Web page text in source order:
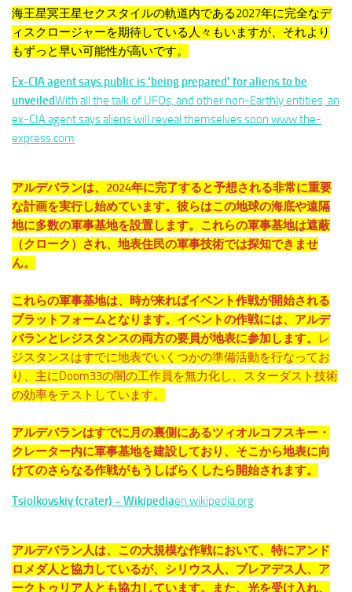
海王星冥王星セクスタイルの軌道内である2027年に完全なデ
ィスクロージャーを期待している人々もいますが、それより
もずっと早い可能性が高いです。
Ex-CIA agent says public is ‘being prepared’ for aliens to be
unveiledWith all the talk of UFOs, and other non-Earthly entities, an
ex-CIA agent says aliens will reveal themselves soon.www.the-
express.com
アルデバランは、2024年に完了すると予想される非常に重要
な計画を実行し始めています。彼らはこの地球の海底や遠隔
地に多数の軍事基地を設置します。これらの軍事基地は遮蔽
（クローク）され、地表住民の軍事技術では探知できませ
ん。
これらの軍事基地は、時が来ればイベント作戦が開始される
プラットフォームとなります。イベントの作戦には、アルデ
バランとレジスタンスの両方の要員が地表に参加します。
レ
ジスタンスはすでに地表でいくつかの準備活動を行なってお
り、主にDoom33の闇の工作員を無力化し、スターダスト技術
の効率をテストしています。
アルデバランはすでに月の裏側にあるツィオルコフスキー・
クレーター内に軍事基地を建設しており、そこから地表に向
けてのさらなる作戦がもうしばらくしたら開始されます。
Tsiolkovskiy (crater) – Wikipediaen.wikipedia.org
アルデバラン人は、この大規模な作戦において、特にアンド
ロメダ人と協力しているが、シリウス人、プレアデス人、ア
ークトゥリア人とも協力しています。また、光を受け入れ、